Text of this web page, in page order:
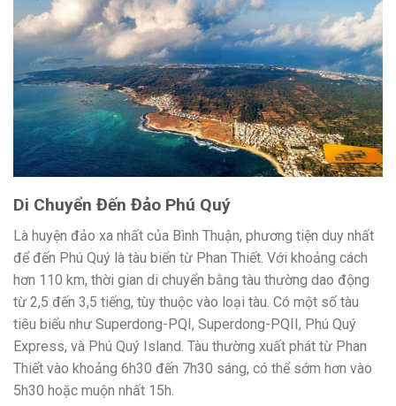
Di Chuyển Đến Đảo Phú Quý
Là huyện đảo xa nhất của Bình Thuận, phương tiện duy nhất
để đến Phú Quý là tàu biển từ Phan Thiết. Với khoảng cách
hơn 110 km, thời gian di chuyển bằng tàu thường dao động
từ 2,5 đến 3,5 tiếng, tùy thuộc vào loại tàu. Có một số tàu
tiêu biểu như Superdong-PQI, Superdong-PQII, Phú Quý
Express, và Phú Quý Island. Tàu thường xuất phát từ Phan
Thiết vào khoảng 6h30 đến 7h30 sáng, có thể sớm hơn vào
5h30 hoặc muộn nhất 15h.